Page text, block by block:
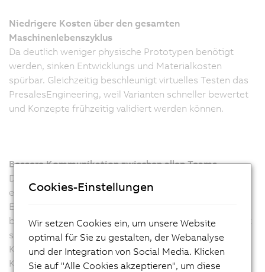
Niedrigere Kosten über den gesamten
Maschinenlebenszyklus
Da deutlich weniger physische Prototypen benötigt
werden, sinken Entwicklungs und Materialkosten
spürbar. Gleichzeitig beschleunigt virtuelles Testen das
PresalesEngineering, weil Varianten schneller bewertet
und Konzepte frühzeitig validiert werden können.
Bessere Kommunikation zwischen allen Teams
Die Simulationen mit ACOPOS 6DLaunchPad schaffen
ein gemeinsames Verständnis zwischen Mechanik,
Elektronik und Softwareteams und erleichtert so die
bereichsübergreifende Abstimmung. Gleichzeitig bietet
sie eine anschauliche Grundlage für
Kundendemonstrationen und hilft dabei, technische
Konzepte verständlich zu vermitteln.
Cookies-Einstellungen
Wir setzen Cookies ein, um unsere Website
optimal für Sie zu gestalten, der Webanalyse
und der Integration von Social Media. Klicken
Sie auf "Alle Cookies akzeptieren", um diese